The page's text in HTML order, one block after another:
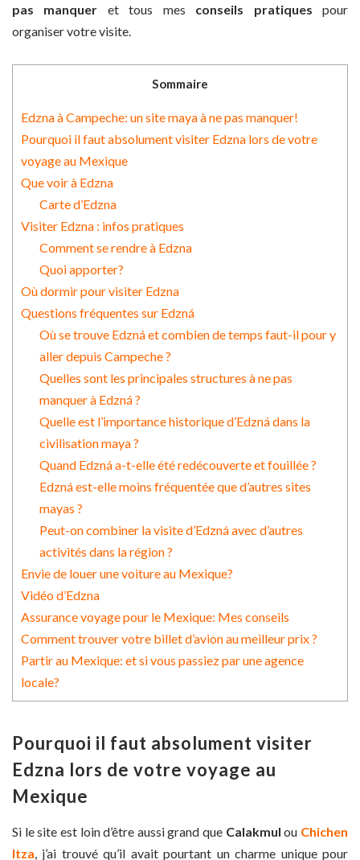
pas manquer et tous mes conseils pratiques pour
organiser votre visite.
Sommaire
Edzna à Campeche: un site maya à ne pas manquer!
Pourquoi il faut absolument visiter Edzna lors de votre
voyage au Mexique
Que voir à Edzna
Carte d’Edzna
Visiter Edzna : infos pratiques
Comment se rendre à Edzna
Quoi apporter?
Où dormir pour visiter Edzna
Questions fréquentes sur Edzná
Où se trouve Edzná et combien de temps faut-il pour y
aller depuis Campeche ?
Quelles sont les principales structures à ne pas
manquer à Edzná ?
Quelle est l’importance historique d’Edzná dans la
civilisation maya ?
Quand Edzná a-t-elle été redécouverte et fouillée ?
Edzná est-elle moins fréquentée que d’autres sites
mayas ?
Peut-on combiner la visite d’Edzná avec d’autres
activités dans la région ?
Envie de louer une voiture au Mexique?
Vidéo d’Edzna
Assurance voyage pour le Mexique: Mes conseils
Comment trouver votre billet d’avion au meilleur prix ?
Partir au Mexique: et si vous passiez par une agence
locale?
Pourquoi il faut absolument visiter
Edzna lors de votre voyage au
Mexique
Si le site est loin d’être aussi grand que Calakmul ou Chichen
Itza , j’ai trouvé qu’il avait pourtant un charme unique pour